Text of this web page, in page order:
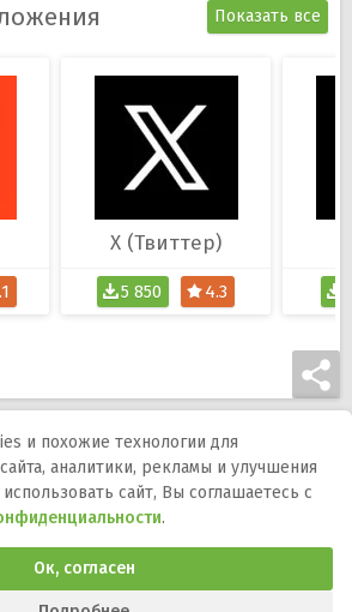
Показать все
X (Твиттер)
5 850 4.3
Мы в соцсетях:
Политика
Обратная связь
для телефона, планшета и ТВ на Андроид.
версии, обновления и загрузка.
и похожие технологии для
аналитики, рекламы и улучшения
сайт, Вы соглашаетесь с
.
Ок, согласен